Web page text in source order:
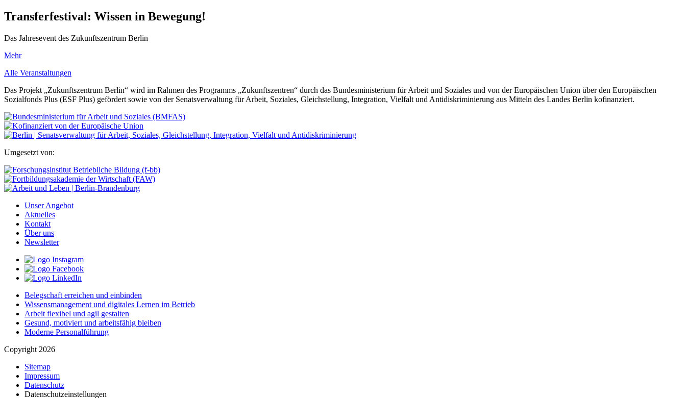
Transferfestival: Wissen in Bewegung!
Das Jahresevent des Zukunftszentrum Berlin
Mehr
Alle Veranstaltungen
Das Projekt „Zukunftszentrum Berlin“ wird im Rahmen des Programms „Zukunftszentren“ durch das Bundesministerium für Arbeit und Soziales und von der Europäischen Union über den Europäischen
Sozialfonds Plus (ESF Plus) gefördert sowie von der Senatsverwaltung für Arbeit, Soziales, Gleichstellung, Integration, Vielfalt und Antidiskriminierung aus Mitteln des Landes Berlin kofinanziert.
Umgesetzt von:
Unser Angebot
Aktuelles
Kontakt
Über uns
Newsletter
Belegschaft erreichen und einbinden
Wissensmanagement und digitales Lernen im Betrieb
Arbeit flexibel und agil gestalten
Gesund, motiviert und arbeitsfähig bleiben
Moderne Personalführung
Copyright 2026
Sitemap
Impressum
Datenschutz
Datenschutzeinstellungen